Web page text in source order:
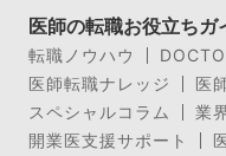
医師の転職お役立ちガ
転職ノウハウ
医師転職ナレッジ
医
スペシャルコラム
業
開業医支援サポート